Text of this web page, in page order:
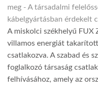
meg - A társadalmi
kábelgyártásban érdekelt
A miskolci székhelyű
villamos energiát
csatlakozva. A szabad és
foglalkozó társaság
felhívásához, amely az